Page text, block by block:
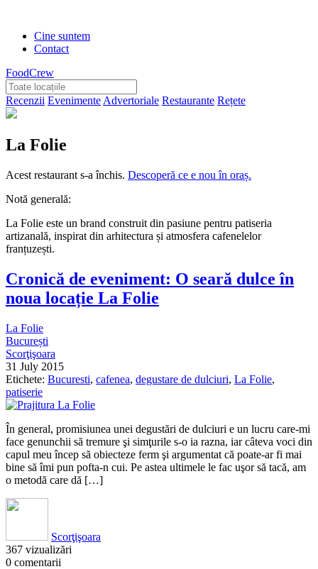
Cine suntem
Contact
FoodCrew
Recenzii Evenimente Advertoriale Restaurante Rețete
La Folie
Acest restaurant s-a închis. Descoperă ce e nou în oraș.
Notă generală:
La Folie este un brand construit din pasiune pentru patiseria
artizanală, inspirat din arhitectura și atmosfera cafenelelor
franțuzești.
Cronică de eveniment: O seară dulce în
noua locație La Folie
La Folie
București
Scorţişoara
31 July 2015
Etichete: Bucuresti, cafenea, degustare de dulciuri, La Folie,
patiserie
În general, promisiunea unei degustări de dulciuri e un lucru care-mi
face genunchii să tremure şi simţurile s-o ia razna, iar câteva voci din
capul meu încep să obiecteze ferm şi argumentat că poate-ar fi mai
bine să îmi pun pofta-n cui. Pe astea ultimele le fac uşor să tacă, am
o metodă care dă […]
Scorţişoara
367 vizualizări
0 comentarii